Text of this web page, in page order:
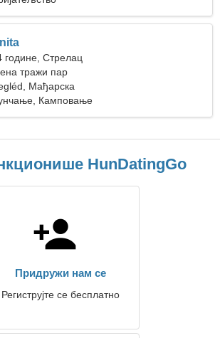
године, Стрелац
тражи пар
Мађарска
Камповање
HunDatingGo
Придружи нам се
Региструјте се бесплатно